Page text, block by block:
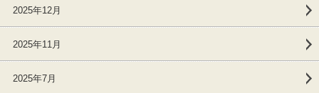
2025年12月
2025年11月
2025年7月